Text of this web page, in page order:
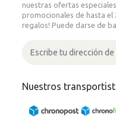
nuestras ofertas
promocionales de hasta el
regalos! Puede darse de
Nuestros